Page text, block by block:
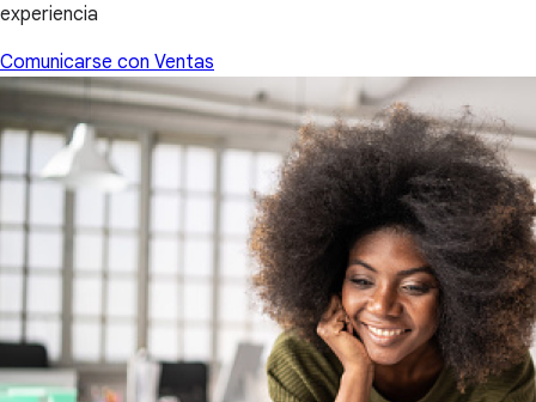
experiencia
Comunicarse con Ventas